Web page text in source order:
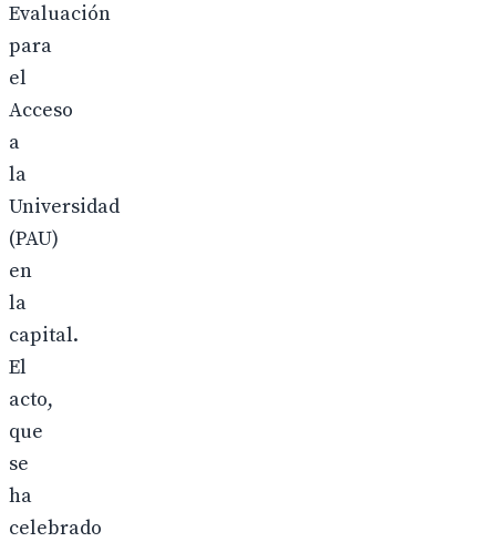
Evaluación
para
el
Acceso
a
la
Universidad
(PAU)
en
la
capital.
El
acto,
que
se
ha
celebrado